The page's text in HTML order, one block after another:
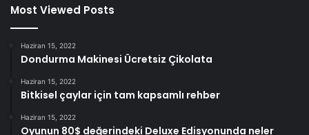
Most Viewed Posts
Haziran 15, 2022
Dondurma Makinesi Ücretsiz Çikolata
Haziran 15, 2022
Bitkisel çaylar için tam kapsamlı rehber
Haziran 15, 2022
Oyunun 80$ değerindeki Deluxe Edisyonunda neler